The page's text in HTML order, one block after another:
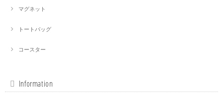
マグネット
トートバッグ
コースター
Information